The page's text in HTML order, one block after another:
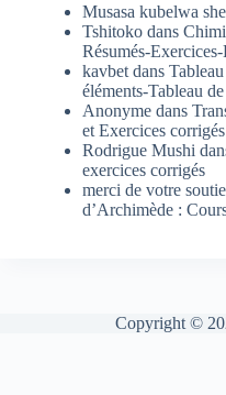
Musasa kubelwa
Tshitoko dans
Résumés-
kavbet dans
éléments-Tableau
Anonyme dans
et Exercices corrigés
Rodrigue Mushi
exercices corrigés
merci de votre
d’Archimède :
Copyright ©